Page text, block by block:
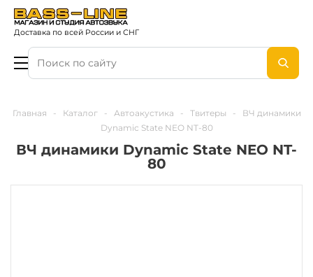
Доставка по всей России и СНГ
Главная - Каталог - Автоакустика - Твитеры -
ВЧ динамики
Dynamic State NEO NT-80
ВЧ динамики Dynamic State NEO NT-
80